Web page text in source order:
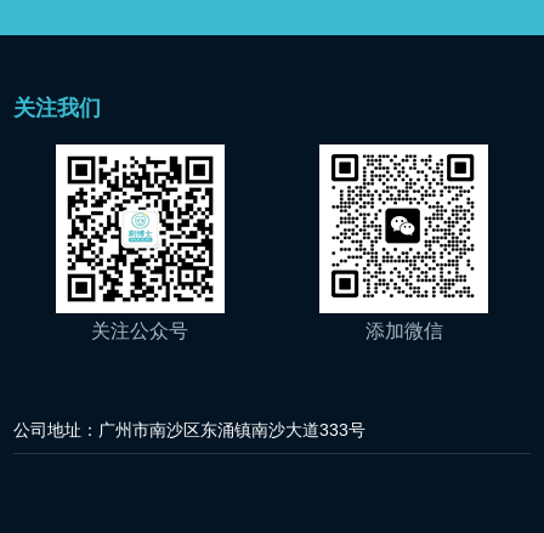
关注我们
关注公众号 添加微信
公司地址：广州市南沙区东涌镇南沙大道333号